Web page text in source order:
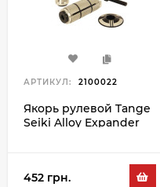
АРТИКУЛ: 2100022
Якорь рулевой Tange
Seiki Alloy Expander
452 грн.